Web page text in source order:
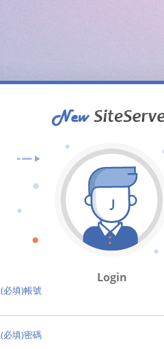
Login
(必填)帳號
(必填)密碼